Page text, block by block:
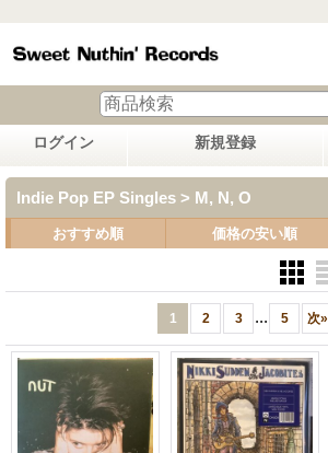
ログイン 新規登録
Indie Pop EP Singles > M, N, O
おすすめ順 価格の安い順
1 2 3 ... 5 次»